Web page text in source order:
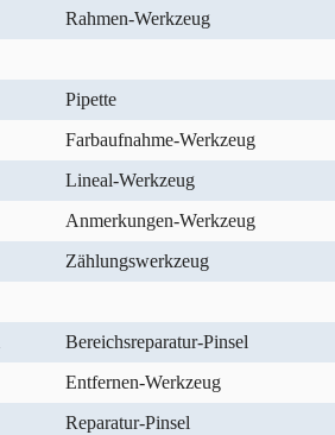
Rahmen-Werkzeug
Pipette
Farbaufnahme-Werkzeug
Lineal-Werkzeug
Anmerkungen-Werkzeug
Zählungswerkzeug
Bereichsreparatur-Pinsel
Entfernen-Werkzeug
Reparatur-Pinsel